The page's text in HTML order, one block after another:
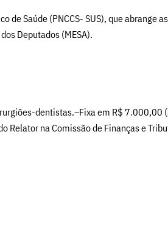
Saúde (PNCCS- SUS), que abrange
Deputados (MESA).
dentistas.–Fixa em R$ 7.000,00
na Comissão de Finanças e